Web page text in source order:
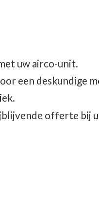
uw airco-unit.
een deskundige
offerte bij